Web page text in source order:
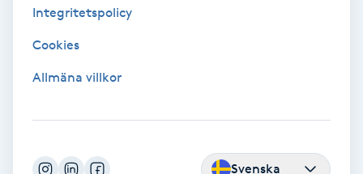
Huduppstramning
Hudvård
Integritetspolicy
Cookies
Allmäna villkor
Svenska